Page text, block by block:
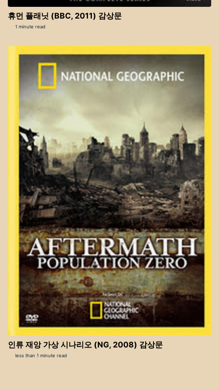
휴먼 플래닛 (BBC, 2011) 감상문
1 minute read
인류 재앙 가상 시나리오 (NG, 2008) 감상문
less than 1 minute read